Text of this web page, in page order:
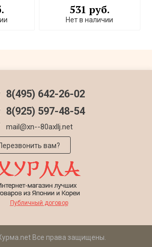
531 руб.
Нет в наличии
Публичный договор
8(495) 642-26-02
8(925) 597-48-54
mail@xn--80axllj.net
вам?
Все права защищены.